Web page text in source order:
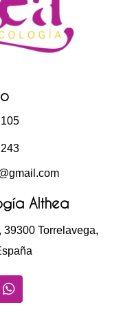
Althea
Torrelavega,